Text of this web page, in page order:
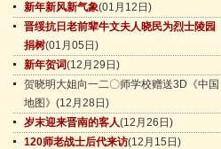
新年新风新气象(01月12日)
晋绥抗日老前辈牛文夫人晓民为烈士陵园
捐树(01月05日)
新年贺词(12月29日)
贺晓明大姐向一二〇师学校赠送3D《中国
地图》 (12月28日)
岁末迎来晋南的客人(12月26日)
120师老战士后代来访(12月15日)